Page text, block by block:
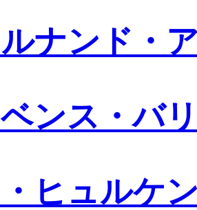
ナンド・
ンス・バ
ヒュルケ